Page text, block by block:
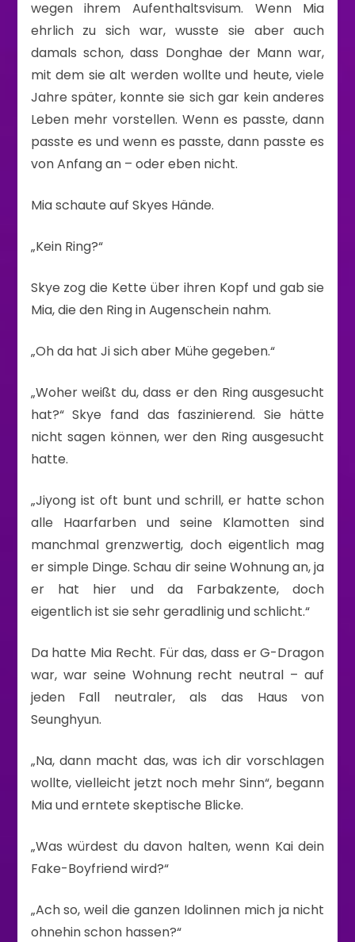
wegen ihrem Aufenthaltsvisum. Wenn Mia
ehrlich zu sich war, wusste sie aber auch
damals schon, dass Donghae der Mann war,
mit dem sie alt werden wollte und heute, viele
Jahre später, konnte sie sich gar kein anderes
Leben mehr vorstellen. Wenn es passte, dann
passte es und wenn es passte, dann passte es
von Anfang an – oder eben nicht.
Mia schaute auf Skyes Hände.
„Kein Ring?“
Skye zog die Kette über ihren Kopf und gab sie
Mia, die den Ring in Augenschein nahm.
„Oh da hat Ji sich aber Mühe gegeben.“
„Woher weißt du, dass er den Ring ausgesucht
hat?“ Skye fand das faszinierend. Sie hätte
nicht sagen können, wer den Ring ausgesucht
hatte.
„Jiyong ist oft bunt und schrill, er hatte schon
alle Haarfarben und seine Klamotten sind
manchmal grenzwertig, doch eigentlich mag
er simple Dinge. Schau dir seine Wohnung an, ja
er hat hier und da Farbakzente, doch
eigentlich ist sie sehr geradlinig und schlicht.“
Da hatte Mia Recht. Für das, dass er G-Dragon
war, war seine Wohnung recht neutral – auf
jeden Fall neutraler, als das Haus von
Seunghyun.
„Na, dann macht das, was ich dir vorschlagen
wollte, vielleicht jetzt noch mehr Sinn“, begann
Mia und erntete skeptische Blicke.
„Was würdest du davon halten, wenn Kai dein
Fake-Boyfriend wird?“
„Ach so, weil die ganzen Idolinnen mich ja nicht
ohnehin schon hassen?“